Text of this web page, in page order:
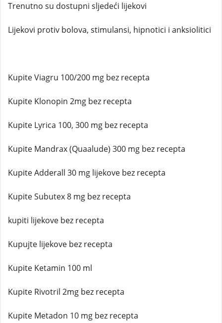
Trenutno su dostupni sljedeći lijekovi
Lijekovi protiv bolova, stimulansi, hipnotici i anksiolitici
Kupite Viagru 100/200 mg bez recepta
Kupite Klonopin 2mg bez recepta
Kupite Lyrica 100, 300 mg bez recepta
Kupite Mandrax (Quaalude) 300 mg bez recepta
Kupite Adderall 30 mg lijekove bez recepta
Kupite Subutex 8 mg bez recepta
kupiti lijekove bez recepta
Kupujte lijekove bez recepta
Kupite Ketamin 100 ml
Kupite Rivotril 2mg bez recepta
Kupite Metadon 10 mg bez recepta